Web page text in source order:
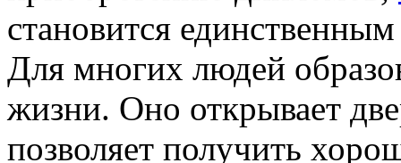
становится
Для многих людей
жизни. Оно открывает
позволяет получить